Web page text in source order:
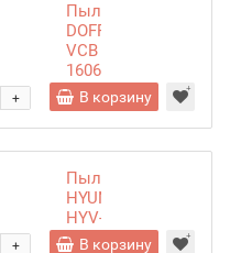
Пылесос
DOFFLER
VCB
1606
blue
+ В корзину
Пылесос
HYUNDAI
HYV-
B1550
+ В корзину